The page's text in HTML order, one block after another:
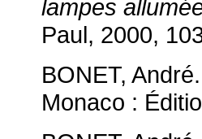
lampes
Paul, 2000,
BONET,
Monaco :